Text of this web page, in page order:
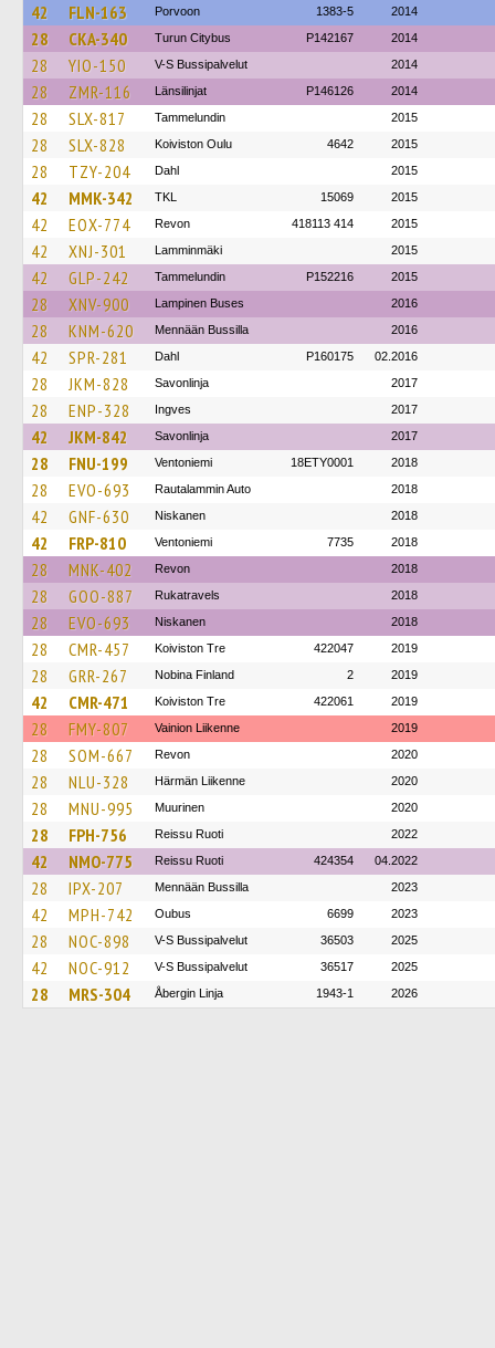
42 FLN-163 Porvoon 1383-5 2014
28 CKA-340 Turun Citybus P142167 2014
28 YIO-150 V-S Bussipalvelut 2014
28 ZMR-116 Länsilinjat P146126 2014
28 SLX-817 Tammelundin 2015
28 SLX-828 Koiviston Oulu 4642 2015
28 TZY-204 Dahl 2015
42 MMK-342 TKL 15069 2015
42 EOX-774 Revon 418113 414 2015
42 XNJ-301 Lamminmäki 2015
42 GLP-242 Tammelundin P152216 2015
28 XNV-900 Lampinen Buses 2016
28 KNM-620 Mennään Bussilla 2016
42 SPR-281 Dahl P160175 02.2016
28 JKM-828 Savonlinja 2017
28 ENP-328 Ingves 2017
42 JKM-842 Savonlinja 2017
28 FNU-199 Ventoniemi 18ETY0001 2018
28 EVO-693 Rautalammin Auto 2018
42 GNF-630 Niskanen 2018
42 FRP-810 Ventoniemi 7735 2018
28 MNK-402 Revon 2018
28 GOO-887 Rukatravels 2018
28 EVO-693 Niskanen 2018
28 CMR-457 Koiviston Tre 422047 2019
28 GRR-267 Nobina Finland 2 2019
42 CMR-471 Koiviston Tre 422061 2019
28 FMY-807 Vainion Liikenne 2019
28 SOM-667 Revon 2020
28 NLU-328 Härmän Liikenne 2020
28 MNU-995 Muurinen 2020
28 FPH-756 Reissu Ruoti 2022
42 NMO-775 Reissu Ruoti 424354 04.2022
28 IPX-207 Mennään Bussilla 2023
42 MPH-742 Oubus 6699 2023
28 NOC-898 V-S Bussipalvelut 36503 2025
42 NOC-912 V-S Bussipalvelut 36517 2025
28 MRS-304 Åbergin Linja 1943-1 2026